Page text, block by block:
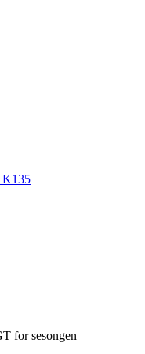
for sesongen